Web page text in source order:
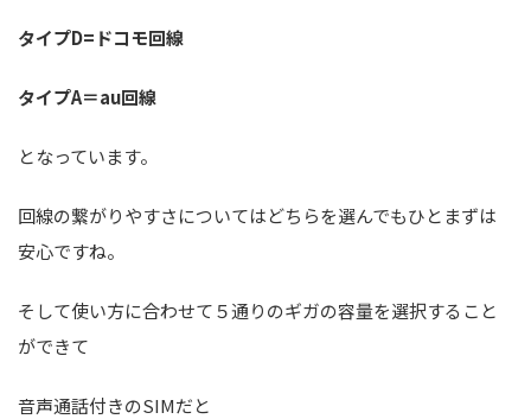
タイプD=ドコモ回線
タイプA＝au回線
となっています。
回線の繋がりやすさについてはどちらを選んでもひとまずは
安心ですね。
そして使い方に合わせて５通りのギガの容量を選択すること
ができて
音声通話付きのSIMだと